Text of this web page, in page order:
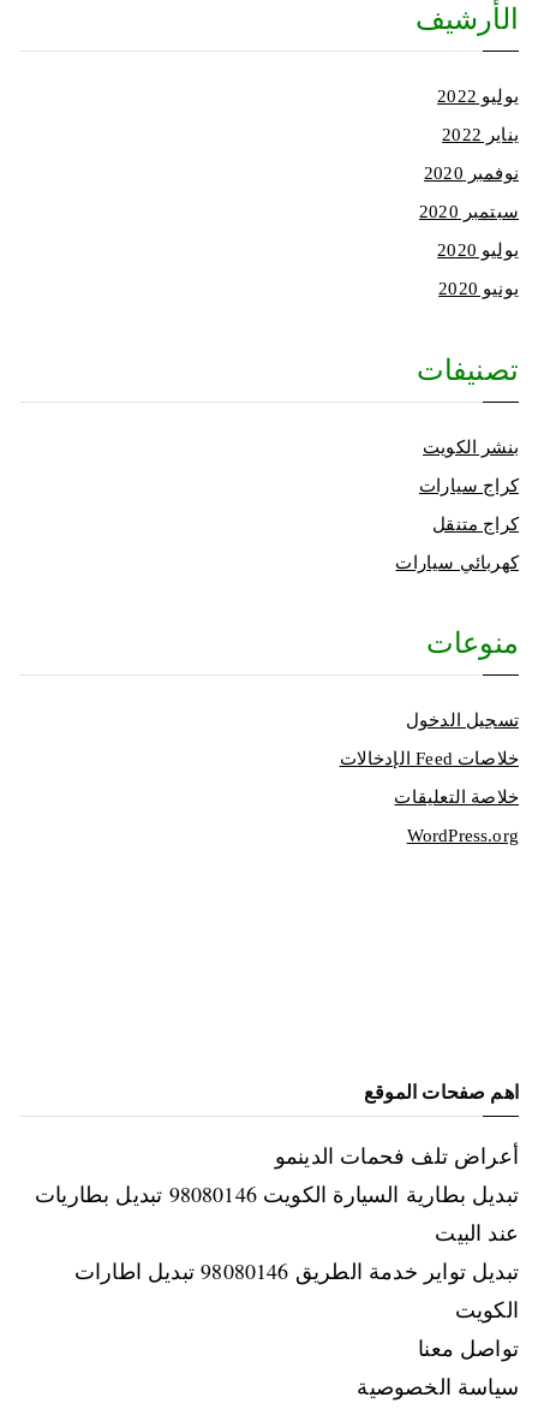
الأرشيف
يوليو 2022
يناير 2022
نوفمبر 2020
سبتمبر 2020
يوليو 2020
يونيو 2020
تصنيفات
بنشر الكويت
كراج سيارات
كراج متنقل
كهربائي سيارات
منوعات
تسجيل الدخول
خلاصات Feed الإدخالات
خلاصة التعليقات
WordPress.org
اهم صفحات الموقع
أعراض تلف فحمات الدينمو
تبديل بطارية السيارة الكويت 98080146‬ تبديل بطاريات
عند البيت
تبديل تواير خدمة الطريق 98080146‬ تبديل اطارات
الكويت
تواصل معنا
سياسة الخصوصية